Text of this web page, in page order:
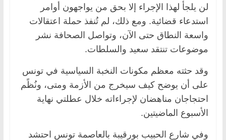
لن يلجأ لهذا الإجراء إلا بحق من يواجهون أوامر
استدعاء قضائية. ومع ذلك، لم تُنفذ حملة اعتقالات
واسعة النطاق حتى الآن، وتواصل الصحافة نشر
موضوعات تنتقد سعيد والسلطات.
وقد حثته معظم مكونات النخبة السياسية في تونس
على أن يوضح كيف سيخرج من الأزمة ومتى، ونُظًم
احتجاجان مناهضان لإجراءاته خلال عطلتي نهاية
الأسبوع الماضيتين.
وفي شارع الحبيب بورقيبة بالعاصمة تونس احتشد